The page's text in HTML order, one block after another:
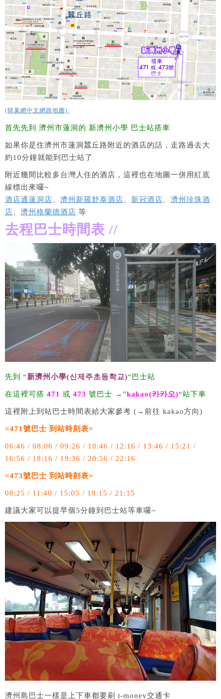
(韓巢網中文網路地圖)
首先先到 濟州市蓮洞的 新濟州小學 巴士站搭車
如果你是住濟州市蓮洞蠶丘路附近的酒店的話，走路過去大
約10分鐘就能到巴士站了
附近幾間比較多台灣人住的酒店，這裡也在地圖一併用紅底
線標出來囉~
酒店通蓮洞店
濟州新羅舒泰酒店 新冠酒店
濟州珍珠酒
店
濟州格蘭德酒店 等
去程巴士時間表 //
先到 “新濟州小學(신제주초등학교)“巴士站
在這裡可搭 471 或 473 號巴士 →”kakao(카카오)“站下車
這裡附上到站巴士時間表給大家參考 (→前往 kakao方向)
=471號巴士 到站時刻表=
06:46 / 08:06 / 09:26 / 10:46 / 12:16 / 13:46 / 15:21 /
16:56 / 18:16 / 19:36 / 20:56 / 22:16
=473號巴士 到站時刻表=
08:25 / 11:40 / 15:05 / 18:15 / 21:15
建議大家可以提早個5分鐘到巴士站等車囉~
濟州島巴士一樣是上下車都要刷 t-money交通卡